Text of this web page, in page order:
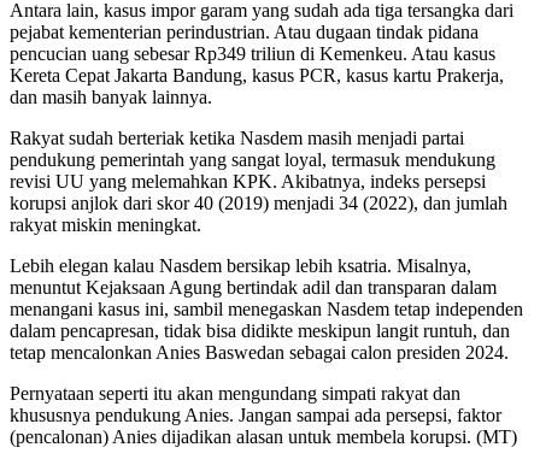
Antara lain, kasus impor garam yang sudah ada tiga tersangka dari
pejabat kementerian perindustrian. Atau dugaan tindak pidana
pencucian uang sebesar Rp349 triliun di Kemenkeu. Atau kasus
Kereta Cepat Jakarta Bandung, kasus PCR, kasus kartu Prakerja,
dan masih banyak lainnya.
Rakyat sudah berteriak ketika Nasdem masih menjadi partai
pendukung pemerintah yang sangat loyal, termasuk mendukung
revisi UU yang melemahkan KPK. Akibatnya, indeks persepsi
korupsi anjlok dari skor 40 (2019) menjadi 34 (2022), dan jumlah
rakyat miskin meningkat.
Lebih elegan kalau Nasdem bersikap lebih ksatria. Misalnya,
menuntut Kejaksaan Agung bertindak adil dan transparan dalam
menangani kasus ini, sambil menegaskan Nasdem tetap independen
dalam pencapresan, tidak bisa didikte meskipun langit runtuh, dan
tetap mencalonkan Anies Baswedan sebagai calon presiden 2024.
Pernyataan seperti itu akan mengundang simpati rakyat dan
khususnya pendukung Anies. Jangan sampai ada persepsi, faktor
(pencalonan) Anies dijadikan alasan untuk membela korupsi. (MT)